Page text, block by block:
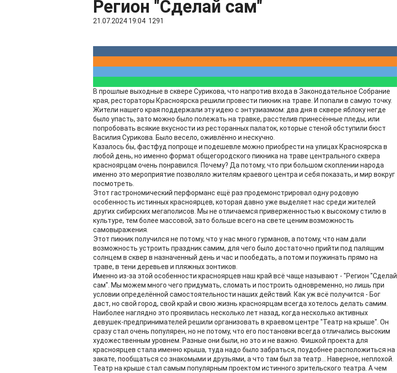
Регион "Сделай сам"
21.07.2024 19:04 1291
В прошлые выходные в сквере Сурикова, что напротив входа в Законодательное Собрание
края, рестораторы Красноярска решили провести пикник на траве. И попали в самую точку.
Жители нашего края поддержали эту идею с энтузиазмом: два дня в сквере яблоку негде
было упасть, зато можно было полежать на травке, расстелив принесённые пледы, или
попробовать всякие вкусности из ресторанных палаток, которые стеной обступили бюст
Василия Сурикова. Было весело, оживлённо и нескучно.
Казалось бы, фастфуд попроще и подешевле можно приобрести на улицах Красноярска в
любой день, но именно формат общегородского пикника на траве центрального сквера
красноярцам очень понравился. Почему? Да потому, что при большом скоплении народа
именно это мероприятие позволяло жителям краевого центра и себя показать, и мир вокруг
посмотреть.
Этот гастрономический перформанс ещё раз продемонстрировал одну родовую
особенность истинных красноярцев, которая давно уже выделяет нас среди жителей
других сибирских мегаполисов. Мы не отличаемся приверженностью к высокому стилю в
культуре, тем более массовой, зато больше всего на свете ценим возможность
самовыражения.
Этот пикник получился не потому, что у нас много гурманов, а потому, что нам дали
возможность устроить праздник самим, для чего было достаточно прийти под палящим
солнцем в сквер в назначенный день и час и пообедать, а потом и поужинать прямо на
траве, в тени деревьев и пляжных зонтиков.
Именно из-за этой особенности красноярцев наш край всё чаще называют - "Регион "Сделай
сам". Мы можем много чего придумать, сломать и построить одновременно, но лишь при
условии определённой самостоятельности наших действий. Как уж всё получится - Бог
даст, но свой город, свой край и свою жизнь красноярцам всегда хотелось делать самим.
Наиболее наглядно это проявилась несколько лет назад, когда несколько активных
девушек-предпринимателей решили организовать в краевом центре "Театр на крыше". Он
сразу стал очень популярен, но не потому, что его постановки всегда отличались высоким
художественным уровнем. Разные они были, но это и не важно. Фишкой проекта для
красноярцев стала именно крыша, туда надо было забраться, поудобнее расположиться на
закате, пообщаться со знакомыми и друзьями, а что там был за театр... Наверное, неплохой.
Театр на крыше стал самым популярным проектом истинного зрительского театра. А чем